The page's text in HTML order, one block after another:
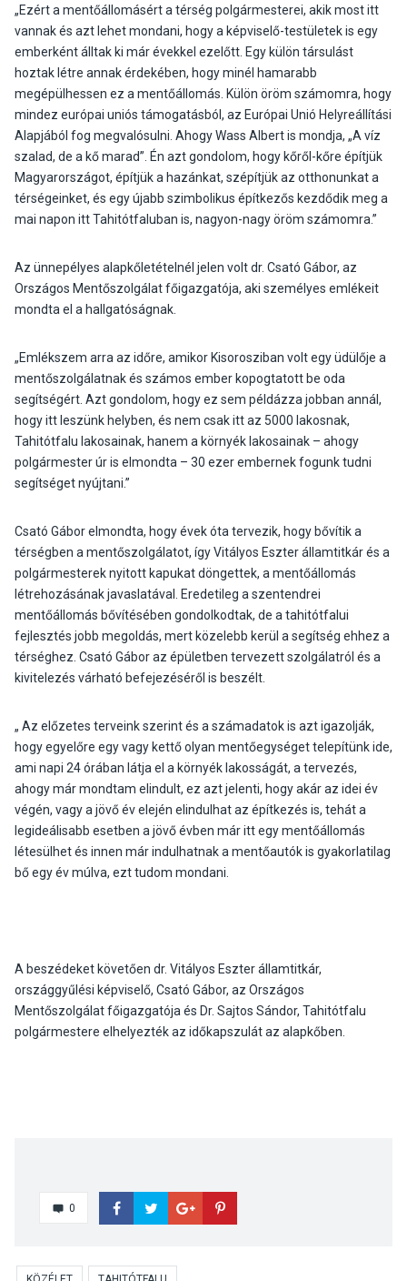
„Ezért a mentőállomásért a térség polgármesterei, akik most itt
vannak és azt lehet mondani, hogy a képviselő-testületek is egy
emberként álltak ki már évekkel ezelőtt. Egy külön társulást
hoztak létre annak érdekében, hogy minél hamarabb
megépülhessen ez a mentőállomás. Külön öröm számomra, hogy
mindez európai uniós támogatásból, az Európai Unió Helyreállítási
Alapjából fog megvalósulni. Ahogy Wass Albert is mondja, „A víz
szalad, de a kő marad”. Én azt gondolom, hogy kőről-kőre építjük
Magyarországot, építjük a hazánkat, szépítjük az otthonunkat a
térségeinket, és egy újabb szimbolikus építkezős kezdődik meg a
mai napon itt Tahitótfaluban is, nagyon-nagy öröm számomra.”
Az ünnepélyes alapkőletételnél jelen volt dr. Csató Gábor, az
Országos Mentőszolgálat főigazgatója, aki személyes emlékeit
mondta el a hallgatóságnak.
„Emlékszem arra az időre, amikor Kisorosziban volt egy üdülője a
mentőszolgálatnak és számos ember kopogtatott be oda
segítségért. Azt gondolom, hogy ez sem példázza jobban annál,
hogy itt leszünk helyben, és nem csak itt az 5000 lakosnak,
Tahitótfalu lakosainak, hanem a környék lakosainak – ahogy
polgármester úr is elmondta – 30 ezer embernek fogunk tudni
segítséget nyújtani.”
Csató Gábor elmondta, hogy évek óta tervezik, hogy bővítik a
térségben a mentőszolgálatot, így Vitályos Eszter államtitkár és a
polgármesterek nyitott kapukat döngettek, a mentőállomás
létrehozásának javaslatával. Eredetileg a szentendrei
mentőállomás bővítésében gondolkodtak, de a tahitótfalui
fejlesztés jobb megoldás, mert közelebb kerül a segítség ehhez a
térséghez. Csató Gábor az épületben tervezett szolgálatról és a
kivitelezés várható befejezéséről is beszélt.
„ Az előzetes terveink szerint és a számadatok is azt igazolják,
hogy egyelőre egy vagy kettő olyan mentőegységet telepítünk ide,
ami napi 24 órában látja el a környék lakosságát, a tervezés,
ahogy már mondtam elindult, ez azt jelenti, hogy akár az idei év
végén, vagy a jövő év elején elindulhat az építkezés is, tehát a
legideálisabb esetben a jövő évben már itt egy mentőállomás
létesülhet és innen már indulhatnak a mentőautók is gyakorlatilag
bő egy év múlva, ezt tudom mondani.
A beszédeket követően dr. Vitályos Eszter államtitkár,
országgyűlési képviselő, Csató Gábor, az Országos
Mentőszolgálat főigazgatója és Dr. Sajtos Sándor, Tahitótfalu
polgármestere elhelyezték az időkapszulát az alapkőben.
0